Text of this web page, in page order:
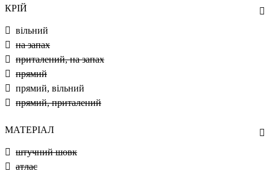
КРІЙ
вільний
на запах
приталений, на запах
прямий
прямий, вільний
прямий, приталений
МАТЕРІАЛ
штучний шовк
атлас